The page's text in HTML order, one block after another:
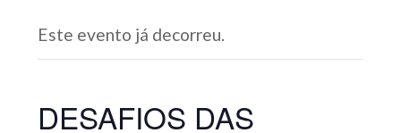
Este evento já decorreu.
DESAFIOS DAS